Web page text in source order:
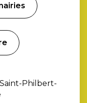
Philbert-